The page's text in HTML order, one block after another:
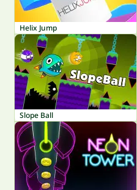
Helix Jump
Slope Ball